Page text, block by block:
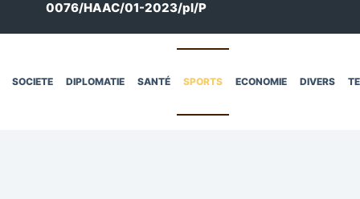
0076/HAAC/01-2023/pl/P
SOCIETE DIPLOMATIE SANTÉ SPORTS ECONOMIE DIVERS